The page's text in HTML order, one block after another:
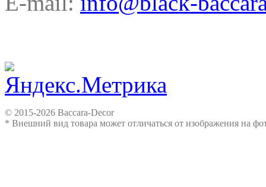
© 2015-2026 Baccara-Decor
* Внешний вид товара может отличаться от изображения на